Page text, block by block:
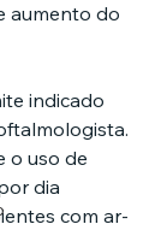
aumento do
indicado
o uso de
dia
com ar-